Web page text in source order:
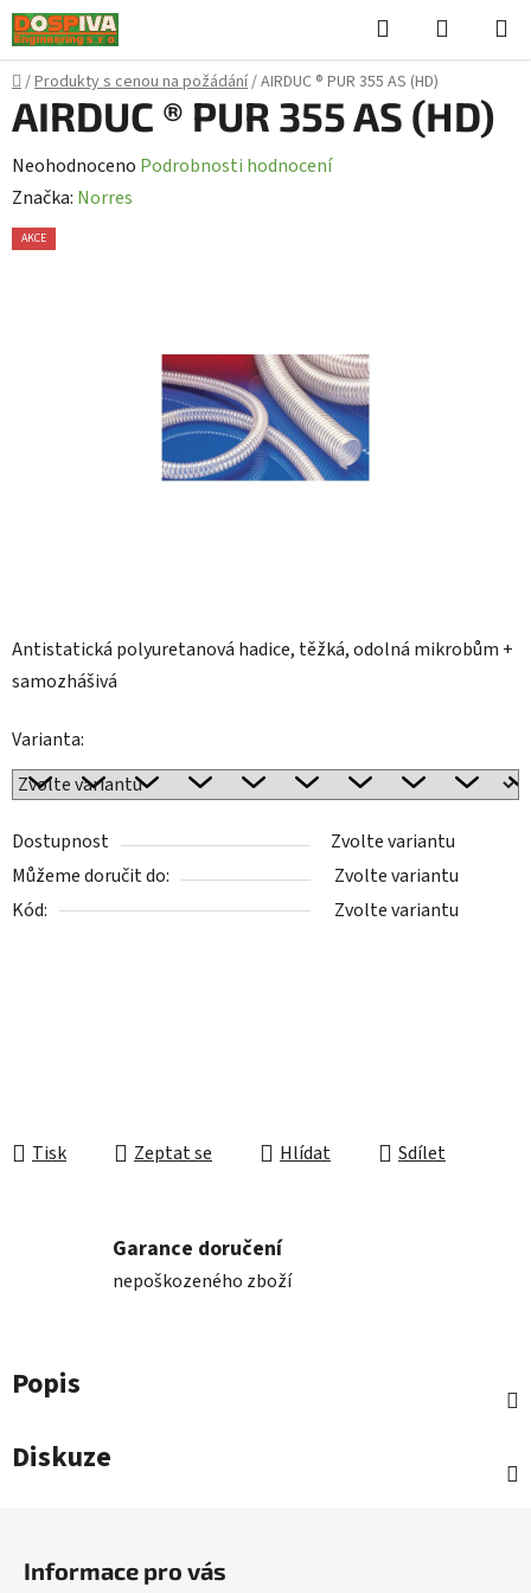
Přejít
na
obsah
Hledat
KOŠÍK
Domů
/Produkty s cenou na požádání/AIRDUC ® PUR 355 AS (HD)
Antistatická polyuretanová hadice, těžká, odolná mikrobům +
samozhášivá
Varianta:
Dostupnost
Zvolte variantu
Můžeme doručit do:
Zvolte variantu
Kód:
Zvolte variantu
Tisk Zeptat se Hlídat Sdílet
AIRDUC ® PUR 355 AS (HD)
Průměrné
hodnocení
produktu
Neohodnoceno Podrobnosti hodnocení
Značka: Norres
AKCE
Garance doručení
nepoškozeného zboží
Popis
Diskuze
Informace pro vás